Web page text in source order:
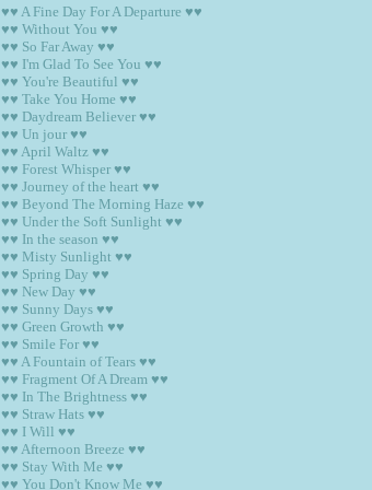
♥♥ A Fine Day For A Departure ♥♥
♥♥ Without You ♥♥
♥♥ So Far Away ♥♥
♥♥ I'm Glad To See You ♥♥
♥♥ You're Beautiful ♥♥
♥♥ Take You Home ♥♥
♥♥ Daydream Believer ♥♥
♥♥ Un jour ♥♥
♥♥ April Waltz ♥♥
♥♥ Forest Whisper ♥♥
♥♥ Journey of the heart ♥♥
♥♥ Beyond The Morning Haze ♥♥
♥♥ Under the Soft Sunlight ♥♥
♥♥ In the season ♥♥
♥♥ Misty Sunlight ♥♥
♥♥ Spring Day ♥♥
♥♥ New Day ♥♥
♥♥ Sunny Days ♥♥
♥♥ Green Growth ♥♥
♥♥ Smile For ♥♥
♥♥ A Fountain of Tears ♥♥
♥♥ Fragment Of A Dream ♥♥
♥♥ In The Brightness ♥♥
♥♥ Straw Hats ♥♥
♥♥ I Will ♥♥
♥♥ Afternoon Breeze ♥♥
♥♥ Stay With Me ♥♥
♥♥ You Don't Know Me ♥♥